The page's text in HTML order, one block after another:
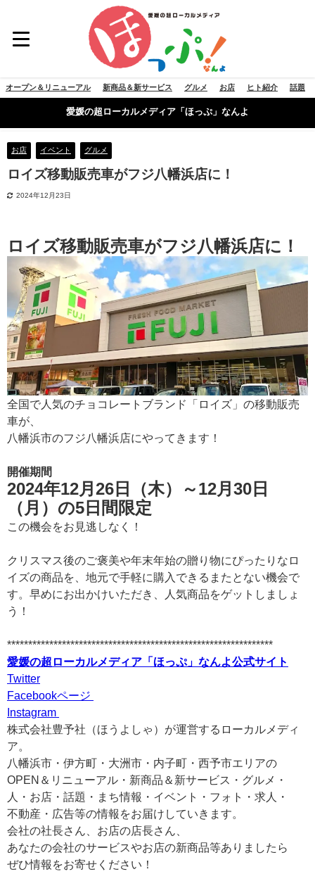
オープン＆リニューアル 新商品＆新サービス グルメ お店 ヒト紹介 話題
愛媛の超ローカルメディア「ほっぷ」なんよ
お店 イベント グルメ
ロイズ移動販売車がフジ八幡浜店に！
2024年12月23日
ロイズ移動販売車がフジ八幡浜店に！
全国で人気のチョコレートブランド「ロイズ」の移動販売
車が、
八幡浜市のフジ八幡浜店にやってきます！
開催期間
2024年12月26日（木）～12月30日
（月）の5日間限定
この機会をお見逃しなく！
クリスマス後のご褒美や年末年始の贈り物にぴったりなロ
イズの商品を、地元で手軽に購入できるまたとない機会で
す。早めにお出かけいただき、人気商品をゲットしましょ
う！
***************************************************************
愛媛の超ローカルメディア「ほっぷ」なんよ公式サイト
Twitter
Facebookページ
Instagram
株式会社豊予社（ほうよしゃ）が運営するローカルメディ
ア。
八幡浜市・伊方町・大洲市・内子町・西予市エリアの
OPEN＆リニューアル・新商品＆新サービス・グルメ・
人・お店・話題・まち情報・イベント・フォト・求人・
不動産・広告等の情報をお届けしていきます。
会社の社長さん、お店の店長さん、
あなたの会社のサービスやお店の新商品等ありましたら
ぜひ情報をお寄せください！